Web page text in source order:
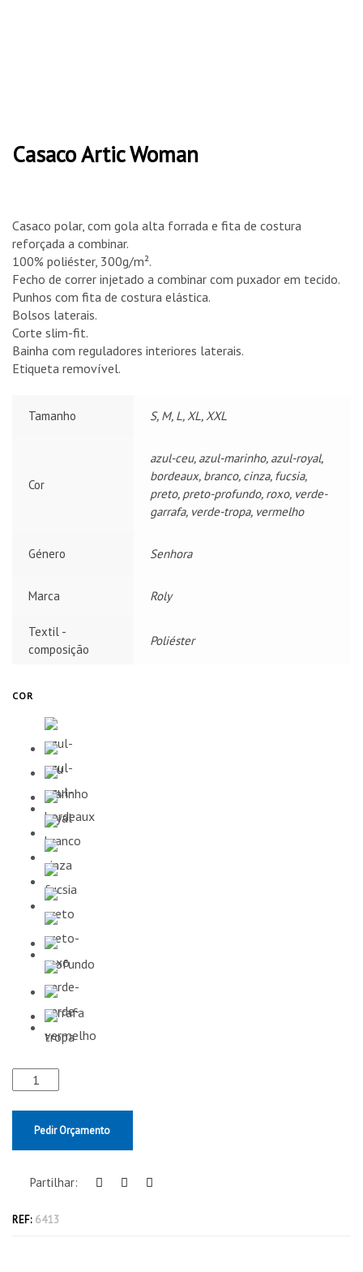
Casaco Artic Woman
Casaco polar, com gola alta forrada e fita de costura
reforçada a combinar.
100% poliéster, 300g/m².
Fecho de correr injetado a combinar com puxador em tecido.
Punhos com fita de costura elástica.
Bolsos laterais.
Corte slim-fit.
Bainha com reguladores interiores laterais.
Etiqueta removível.
Tamanho S, M, L, XL, XXL
Cor
azul-ceu, azul-marinho, azul-royal,
bordeaux, branco, cinza, fucsia,
preto, preto-profundo, roxo, verde-
garrafa, verde-tropa, vermelho
Género Senhora
Marca Roly
Textil -
composição
Poliéster
COR
Pedir Orçamento
Partilhar:
REF: 6413